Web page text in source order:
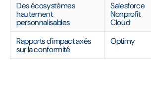
Des écosystèmes
hautement
personnalisables
Salesforce
Nonprofit
Cloud
Rapports d'impact axés
sur la conformité
Optimy